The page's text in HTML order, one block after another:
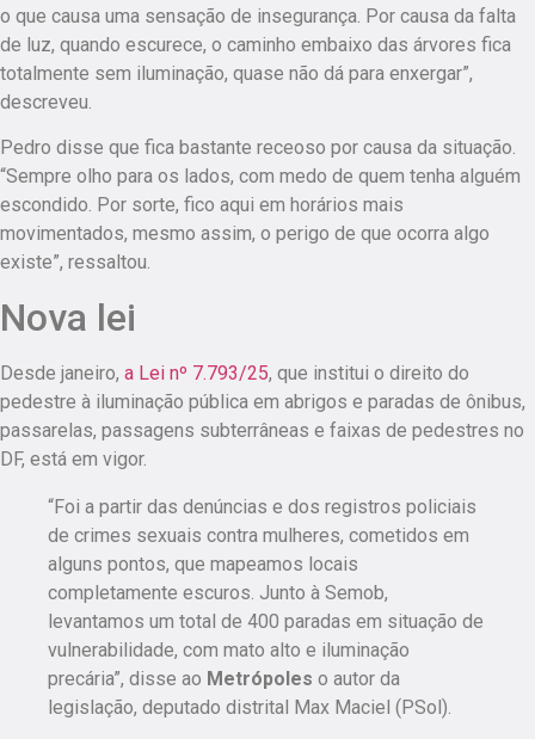
o que causa uma sensação de insegurança. Por causa da falta
de luz, quando escurece, o caminho embaixo das árvores fica
totalmente sem iluminação, quase não dá para enxergar”,
descreveu.
Pedro disse que fica bastante receoso por causa da situação.
“Sempre olho para os lados, com medo de quem tenha alguém
escondido. Por sorte, fico aqui em horários mais
movimentados, mesmo assim, o perigo de que ocorra algo
existe”, ressaltou.
Nova lei
Desde janeiro, a Lei nº 7.793/25, que institui o direito do
pedestre à iluminação pública em abrigos e paradas de ônibus,
passarelas, passagens subterrâneas e faixas de pedestres no
DF, está em vigor.
“Foi a partir das denúncias e dos registros policiais
de crimes sexuais contra mulheres, cometidos em
alguns pontos, que mapeamos locais
completamente escuros. Junto à Semob,
levantamos um total de 400 paradas em situação de
vulnerabilidade, com mato alto e iluminação
precária”, disse ao Metrópoles o autor da
legislação, deputado distrital Max Maciel (PSol).